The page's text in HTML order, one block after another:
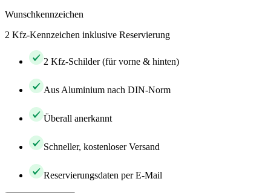
Wunschkennzeichen
2 Kfz-Kennzeichen inklusive Reservierung
2 Kfz-Schilder (für vorne & hinten)
Aus Aluminium nach DIN-Norm
Überall anerkannt
Schneller, kostenloser Versand
Reservierungsdaten per E-Mail